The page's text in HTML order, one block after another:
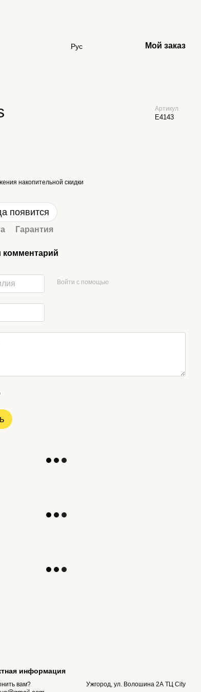
Рус Мой заказ
Артикул
E4143
накопительной скидки
появится
Гарантия
Войти с помощью
информация
вам?
Ужгород, ул. Волошина 2А ТЦ City